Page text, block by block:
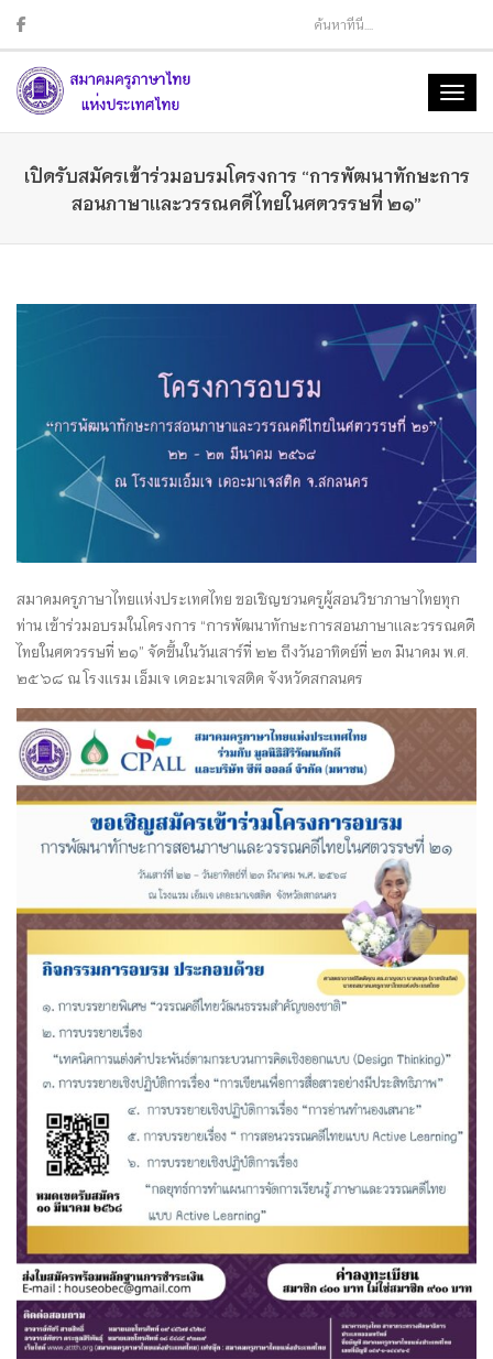
เปิดรับสมัครเข้าร่วมอบรมโครงการ “การพัฒนาทักษะการ
สอนภาษาเเละวรรณคดีไทยในศตวรรษที่ ๒๑”
สมาคมครูภาษาไทยเเห่งประเทศไทย ขอเชิญชวนครูผู้สอนวิชาภาษาไทยทุก
ท่าน เข้าร่วมอบรมในโครงการ “การพัฒนาทักษะการสอนภาษาเเละวรรณคดี
ไทยในศตวรรษที่ ๒๑” จัดขึ้นในวันเสาร์ที่ ๒๒ ถึงวันอาทิตย์ที่ ๒๓ มีนาคม พ.ศ.
๒๕๖๘ ณ โรงเเรม เอ็มเจ เดอะมาเจสติค จังหวัดสกลนคร